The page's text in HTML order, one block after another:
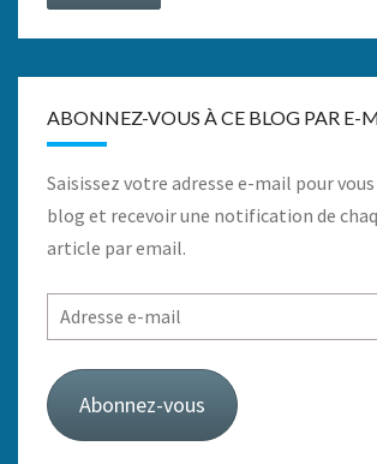
ABONNEZ-VOUS À CE BLOG PAR E-
Saisissez votre adresse e-mail pour
blog et recevoir une notification de
article par email.
Adresse
e-
mail
Abonnez-vous